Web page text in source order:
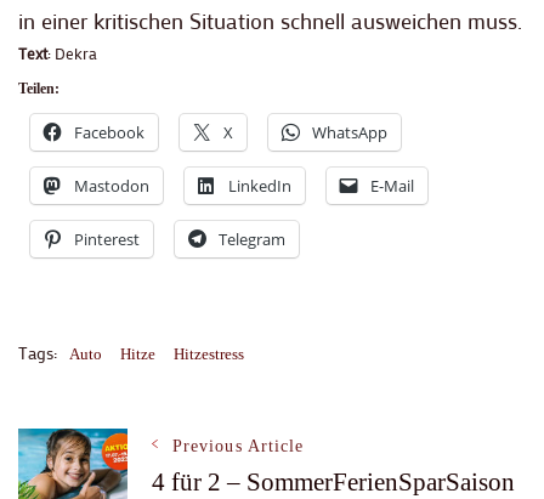
in einer kritischen Situation schnell ausweichen muss.
Text: Dekra
Teilen:
Facebook X WhatsApp
Mastodon LinkedIn E-Mail
Pinterest Telegram
Tags: Auto Hitze Hitzestress
Post
Previous Article
4 für 2 – SommerFerienSparSaison